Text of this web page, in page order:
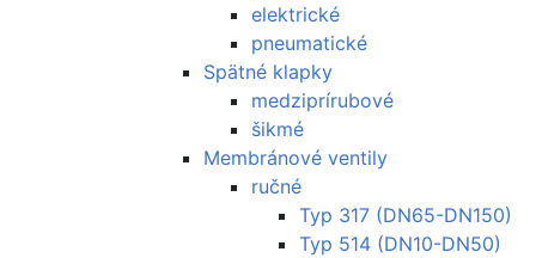
elektrické
pneumatické
Spätné klapky
medziprírubové
šikmé
Membránové ventily
ručné
Typ 317 (DN65-DN150)
Typ 514 (DN10-DN50)